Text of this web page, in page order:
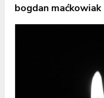
bogdan maćkowiak